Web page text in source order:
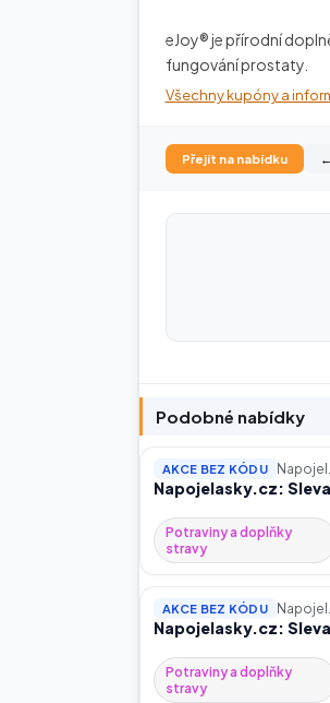
eJoy® je přírodní
fungování prostaty.
Všechny kupóny a
Přejít na nabídku
Podobné nabídky
AKCE BEZ KÓDU
Napojelasky.cz: Sleva
Potraviny a doplňky
stravy
AKCE BEZ KÓDU
Napojelasky.cz: Sleva
Potraviny a doplňky
stravy